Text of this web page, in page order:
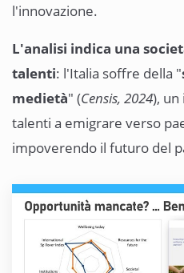
l'innovazione.
L'analisi indica una
talenti: l'Italia soffre della "
medietà" (Censis, 2024),
talenti a emigrare verso
impoverendo il futuro del